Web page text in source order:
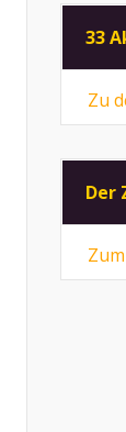
33
Zu
Der